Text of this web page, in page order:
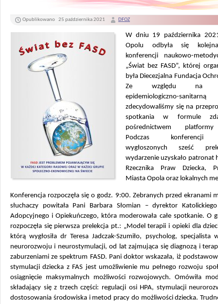
Opublikowano 25 października 2021 DFOZ
W dniu 19 października
Opolu odbyła się
konferencji naukowo-
„Świat bez FASD”, której
była Diecezjalna Fundacja
Ze względu na
epidemiologiczno-sanitarną
zdecydowaliśmy się na
spotkania w formule
pośrednictwem
Podczas konferencji
wygłoszonych sześć
wydarzenie uzyskało patronat
Rzecznika Praw Dziecka,
Miasta Opola oraz lokalnych
Konferencja rozpoczęła się o godz. 9:00. Zebranych przed ekranami
słuchaczy powitała Pani Barbara Słomian – dyrektor
Adopcyjnego i Opiekuńczego, która moderowała całe spotkanie. O
rozpoczęła się pierwsza prelekcja pt.: „Model terapii i opieki dla
którą wygłosiła dr Teresa Jadczak-Szumiło, psycholog, specjalista
neurorozwoju i neurostymulacji, od lat zajmująca się diagnozą i
zaburzeniami ze spektrum FASD. Pani doktor wskazała, iż
stymulacji dziecka z FAS jest umożliwienie mu pełnego rozwoju
osiągnięcie maksymalnych możliwości rozwojowych. Omówiła
składający się z trzech części: regulacji osi HPA, stymulacji
dostosowania środowiska i metod pracy do możliwości dziecka.